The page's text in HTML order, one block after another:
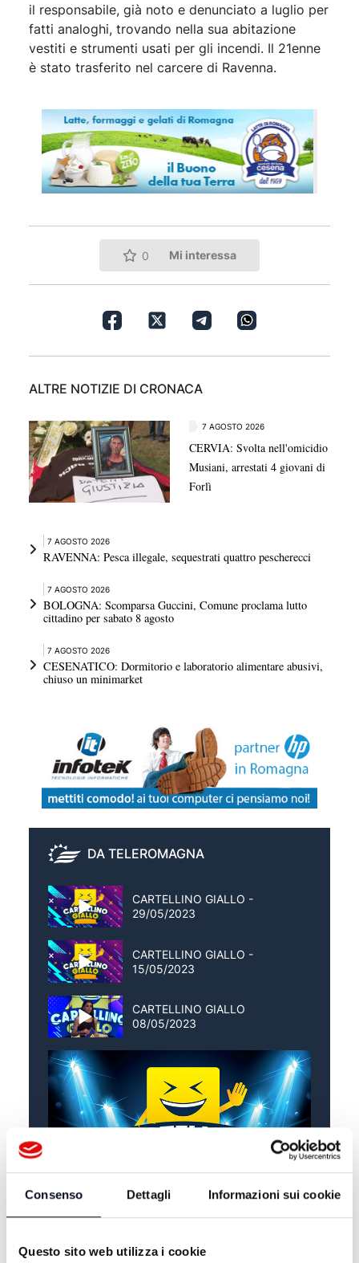
Consenso Dettagli Informazioni sui cookie
Questo sito web utilizza i cookie
il responsabile, già noto e denunciato a luglio per
fatti analoghi, trovando nella sua abitazione
vestiti e strumenti usati per gli incendi. Il 21enne
è stato trasferito nel carcere di Ravenna.
0 Mi interessa
ALTRE NOTIZIE DI CRONACA
7 AGOSTO 2026
CERVIA: Svolta nell'omicidio
Musiani, arrestati 4 giovani di
Forlì
7 AGOSTO 2026
RAVENNA: Pesca illegale, sequestrati quattro pescherecci
7 AGOSTO 2026
BOLOGNA: Scomparsa Guccini, Comune proclama lutto
cittadino per sabato 8 agosto
7 AGOSTO 2026
CESENATICO: Dormitorio e laboratorio alimentare abusivi,
chiuso un minimarket
DA TELEROMAGNA
CARTELLINO GIALLO -
29/05/2023
CARTELLINO GIALLO -
15/05/2023
CARTELLINO GIALLO
08/05/2023
ALTRE NOTIZIE